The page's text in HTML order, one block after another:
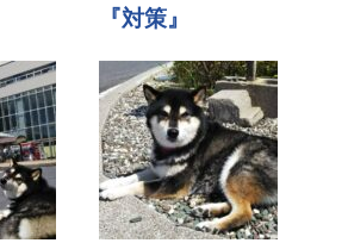
『対策』